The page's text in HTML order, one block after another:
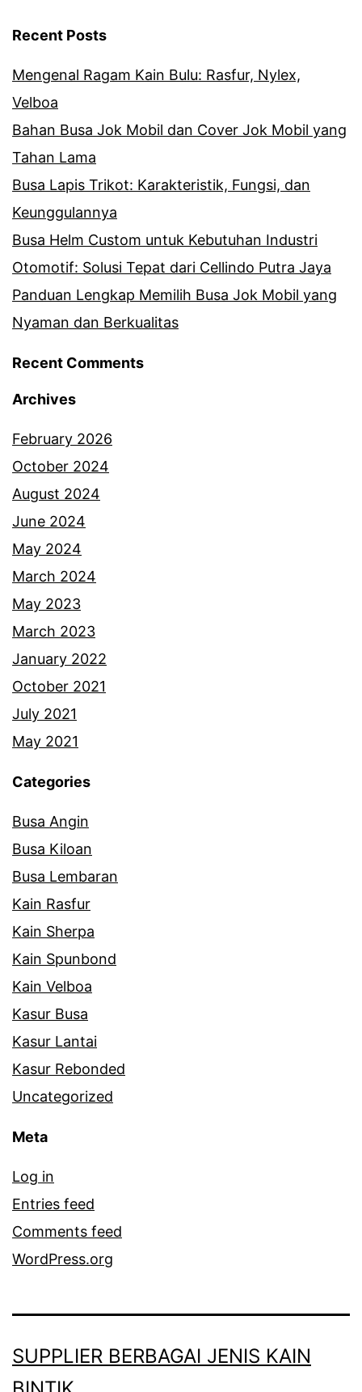
Recent Posts
Mengenal Ragam Kain Bulu: Rasfur, Nylex,
Velboa
Bahan Busa Jok Mobil dan Cover Jok Mobil yang
Tahan Lama
Busa Lapis Trikot: Karakteristik, Fungsi, dan
Keunggulannya
Busa Helm Custom untuk Kebutuhan Industri
Otomotif: Solusi Tepat dari Cellindo Putra Jaya
Panduan Lengkap Memilih Busa Jok Mobil yang
Nyaman dan Berkualitas
Recent Comments
Archives
February 2026
October 2024
August 2024
June 2024
May 2024
March 2024
May 2023
March 2023
January 2022
October 2021
July 2021
May 2021
Categories
Busa Angin
Busa Kiloan
Busa Lembaran
Kain Rasfur
Kain Sherpa
Kain Spunbond
Kain Velboa
Kasur Busa
Kasur Lantai
Kasur Rebonded
Uncategorized
Meta
Log in
Entries feed
Comments feed
WordPress.org
SUPPLIER BERBAGAI JENIS KAIN